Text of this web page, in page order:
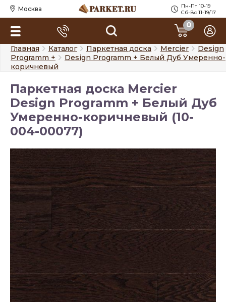
Москва
Пн-Пт 10-19
Сб-Вс 11-19/17
0
Главная Каталог Паркетная доска Mercier
Design
Programm +
Design Programm + Белый Дуб Умеренно-
коричневый
Паркетная доска Mercier
Design Programm + Белый Дуб
Умеренно-коричневый (10-
004-00077)